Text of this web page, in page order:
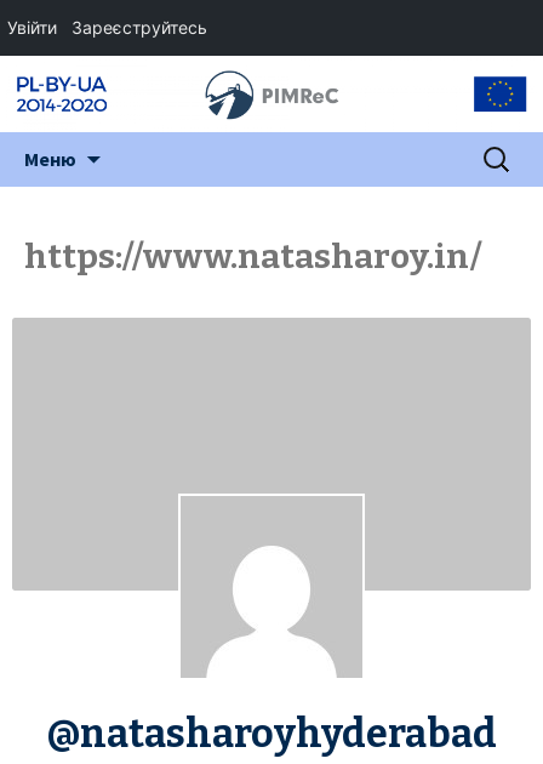
Меню Пошук:
https://www.natasharoy.in/
@natasharoyhyderabad
Увійти Зареєструйтесь